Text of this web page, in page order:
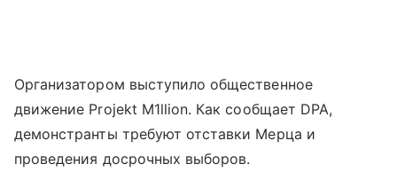
Организатором выступило общественное
движение Projekt M1llion. Как сообщает DPA,
демонстранты требуют отставки Мерца и
проведения досрочных выборов.